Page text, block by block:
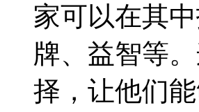
家可以在其
牌、益智等
择，让他们